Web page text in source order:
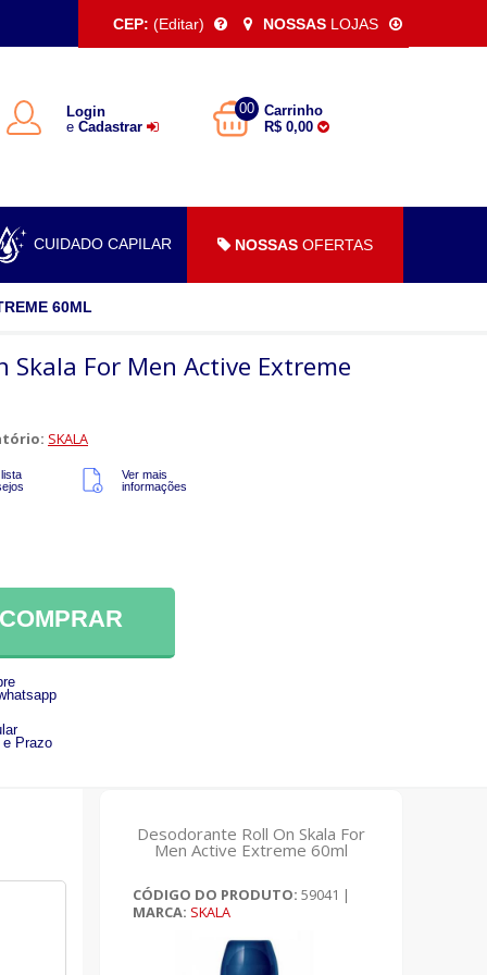
CEP: (Editar) NOSSAS LOJAS
Login
e Cadastrar
00
Carrinho
R$ 0,00
CUIDADO CAPILAR NOSSAS OFERTAS
60ML
Skala For Men Active Extreme
SKALA
Ver mais
informações
COMPRAR
e Prazo
Desodorante Roll On Skala For
Men Active Extreme 60ml
CÓDIGO DO PRODUTO: 59041 |
MARCA: SKALA